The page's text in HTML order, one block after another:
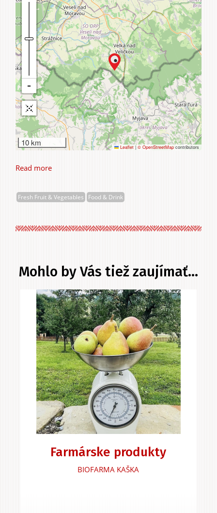
10 km Leaflet | © OpenStreetMap contributors
Read more
farma
s.
o.
Fresh Fruit & Vegetables Food & Drink
Mohlo by Vás tiež zaujímať...
Farmárske produkty
BIOFARMA KAŠKA